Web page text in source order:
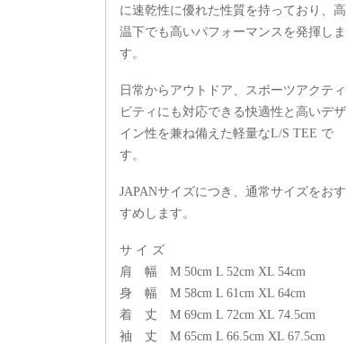
に速乾性に優れた性質を持っており、高
温下でも高いパフォーマンスを発揮しま
す。
日常からアウトドア、スポーツアクティ
ビティにも対応できる快適性と高いデザ
イン性を兼ね備えた軽量なL/S TEE で
す。
JAPANサイズにつき、通常サイズをおす
すめします。
サ イ ズ
肩 幅 M 50cm L 52cm XL 54cm
身 幅 M 58cm L 61cm XL 64cm
着 丈 M 69cm L 72cm XL 74.5cm
袖 丈 M 65cm L 66.5cm XL 67.5cm